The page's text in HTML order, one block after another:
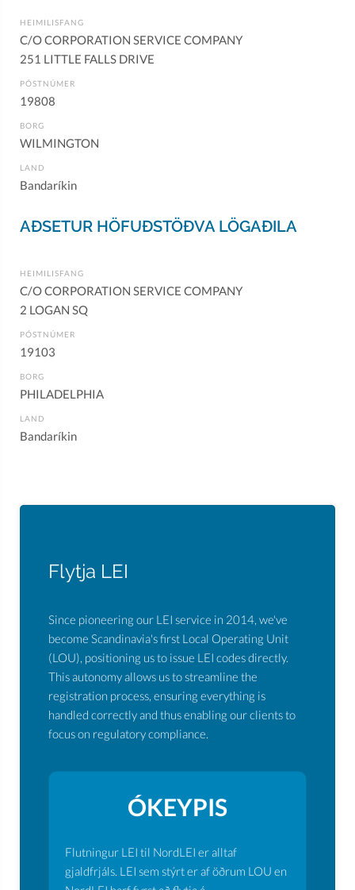
HEIMILISFANG
C/O CORPORATION SERVICE COMPANY
251 LITTLE FALLS DRIVE
PÓSTNÚMER
19808
BORG
WILMINGTON
LAND
Bandaríkin
AÐSETUR HÖFUÐSTÖÐVA LÖGAÐILA
HEIMILISFANG
C/O CORPORATION SERVICE COMPANY
2 LOGAN SQ
PÓSTNÚMER
19103
BORG
PHILADELPHIA
LAND
Bandaríkin
Flytja LEI
Since pioneering our LEI service in 2014, we've
become Scandinavia's first Local Operating Unit
(LOU), positioning us to issue LEI codes directly.
This autonomy allows us to streamline the
registration process, ensuring everything is
handled correctly and thus enabling our clients to
focus on regulatory compliance.
ÓKEYPIS
Flutningur LEI til NordLEI er alltaf
gjaldfrjáls. LEI sem stýrt er af öðrum LOU en